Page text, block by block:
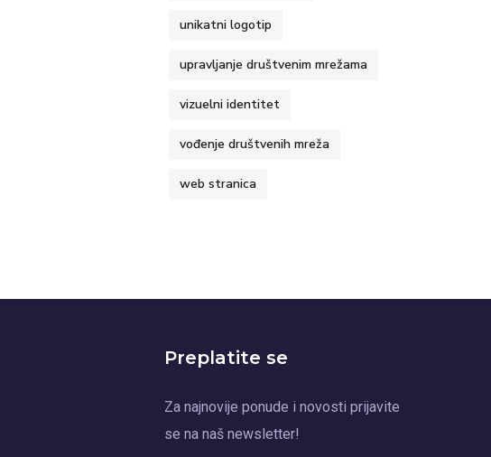
unikatni logotip
upravljanje društvenim mrežama
vizuelni identitet
vođenje društvenih mreža
web stranica
Preplatite se
Za najnovije ponude i novosti prijavite
se na naš newsletter!